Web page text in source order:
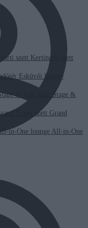
Kertiparti szett
Esküvői lounge
Stage &
Grand
All-in-One